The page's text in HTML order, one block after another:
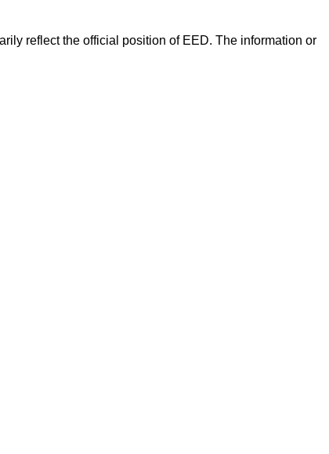
reflect the official position of EED. The information or